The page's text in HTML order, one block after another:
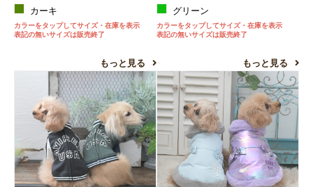
カーキ
カラーをタップしてサイズ・在庫を表示
表記の無いサイズは販売終了
もっと見る
グリーン
カラーをタップしてサイズ・在庫を表示
表記の無いサイズは販売終了
もっと見る